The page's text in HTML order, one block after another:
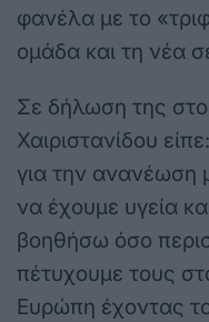
φανέλα με το
ομάδα και τη νέα
Σε δήλωση της
Χαιριστανίδου
για την ανανέωση
να έχουμε υγεία
βοηθήσω όσο
πέτυχουμε τους
Ευρώπη έχοντας